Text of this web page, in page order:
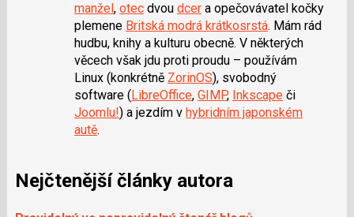
manžel, otecdvou dcera opečovávatel kočky
plemene Britská modrá krátkosrstá. Mám rád
hudbu, knihy a kulturu obecně. V některých
věcech však jdu proti proudu – používám
Linux (konkrétně ZorinOS), svobodný
software (LibreOffice, GIMP, Inkscapeči
Joomlu!) a jezdím v hybridním japonském
autě.
Nejčtenější články autora